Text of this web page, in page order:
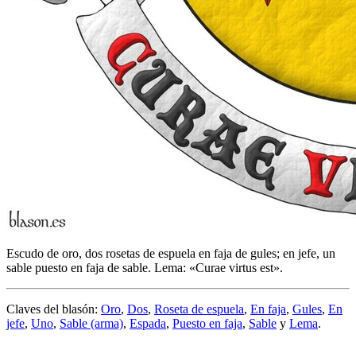
Escudo de oro, dos rosetas de espuela en faja de gules; en jefe, un
sable puesto en faja de sable. Lema: «Curae virtus est».
Claves del blasón: Oro, Dos, Roseta de espuela, En faja, Gules, En
jefe, Uno, Sable (arma), Espada, Puesto en faja, Sable y Lema.